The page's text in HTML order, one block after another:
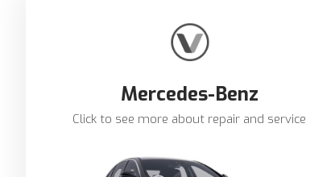
Mercedes-Benz
Click to see more about repair and service